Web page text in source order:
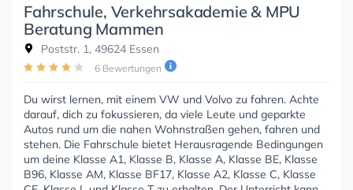
Fahrschule, Verkehrsakademie & MPU
Beratung Mammen
Poststr. 1, 49624 Essen
6 Bewertungen
Du wirst lernen, mit einem VW und Volvo zu fahren. Achte
darauf, dich zu fokussieren, da viele Leute und geparkte
Autos rund um die nahen Wohnstraßen gehen, fahren und
stehen. Die Fahrschule bietet Herausragende Bedingungen
um deine Klasse A1, Klasse B, Klasse A, Klasse BE, Klasse
B96, Klasse AM, Klasse BF17, Klasse A2, Klasse C, Klasse